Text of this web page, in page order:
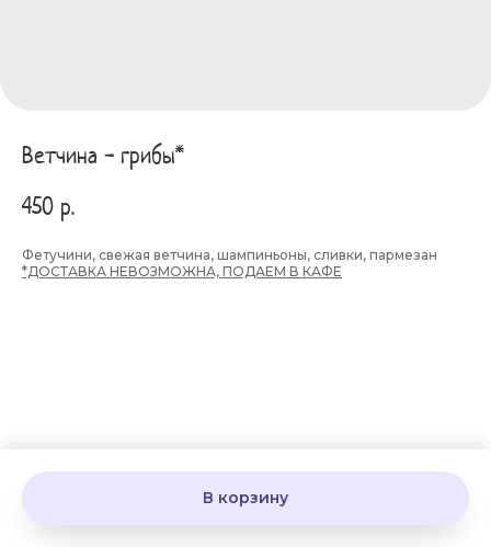
Ветчина - грибы*
450 р.
В корзину
Фетучини, свежая ветчина, шампиньоны, сливки, пармезан
*ДОСТАВКА НЕВОЗМОЖНА, ПОДАЕМ В КАФЕ